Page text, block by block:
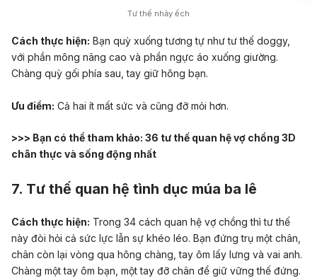
Tư thế nhảy ếch
Cách thực hiện: Bạn quỳ xuống tương tự như tư thế doggy,
với phần mông nâng cao và phần ngực áo xuống giường.
Chàng quỳ gối phía sau, tay giữ hông bạn.
Ưu điểm: Cả hai ít mất sức và cũng đỡ mỏi hơn.
>>> Bạn có thể tham khảo: 36 tư thế quan hệ vợ chồng 3D
chân thực và sống động nhất
7. Tư thế quan hệ tình dục múa ba lê
Cách thực hiện: Trong 34 cách quan hệ vợ chồng thì tư thế
này đòi hỏi cả sức lực lẫn sự khéo léo. Bạn đứng trụ một chân,
chân còn lại vòng qua hông chàng, tay ôm lấy lưng và vai anh.
Chàng một tay ôm bạn, một tay đỡ chân để giữ vững thế đứng.